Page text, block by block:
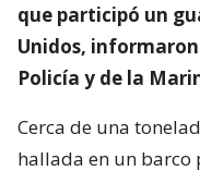
que participó un
Unidos,
Policía y de la
Cerca de una
hallada en un barco